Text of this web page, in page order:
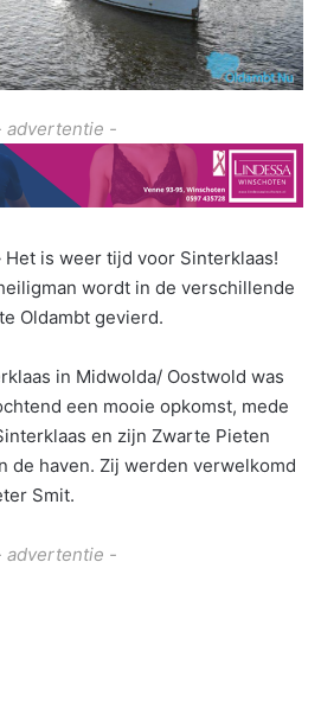
advertentie -
Het is weer tijd voor Sinterklaas!
wordt in de verschillende
Oldambt gevierd.
in Midwolda/ Oostwold was
een mooie opkomst, mede
en zijn Zwarte Pieten
de haven. Zij werden verwelkomd
Smit.
advertentie -